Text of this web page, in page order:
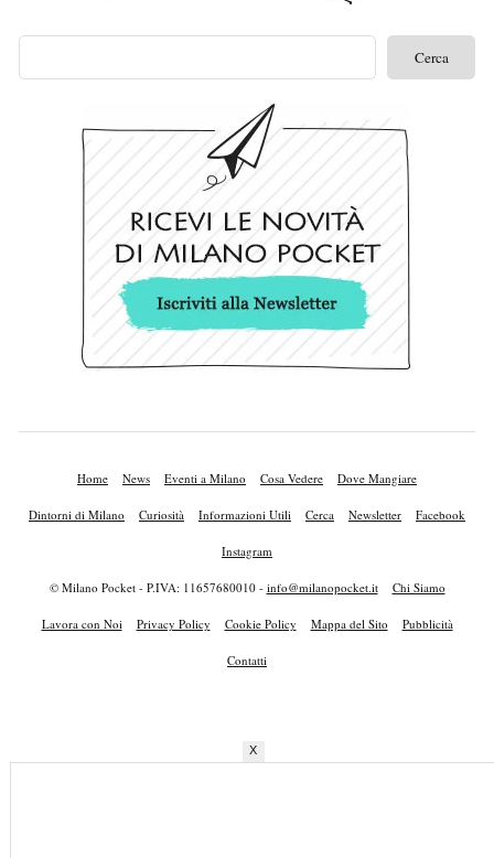
Home News Eventi a Milano Cosa Vedere Dove Mangiare
Dintorni di Milano Curiosità Informazioni Utili Cerca Newsletter Facebook
Instagram
© Milano Pocket - P.IVA: 11657680010 - info@milanopocket.it Chi Siamo
Lavora con Noi Privacy Policy Cookie Policy Mappa del Sito Pubblicità
Contatti
X